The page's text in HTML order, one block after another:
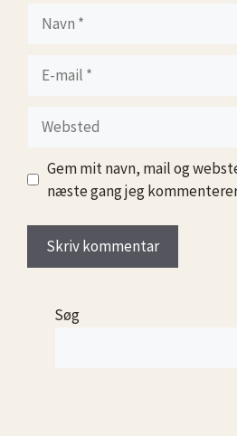
mail
Websted
Gem mit navn, mail og
næste gang jeg
Søg